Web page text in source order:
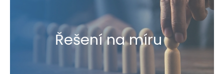
Řešení na míru